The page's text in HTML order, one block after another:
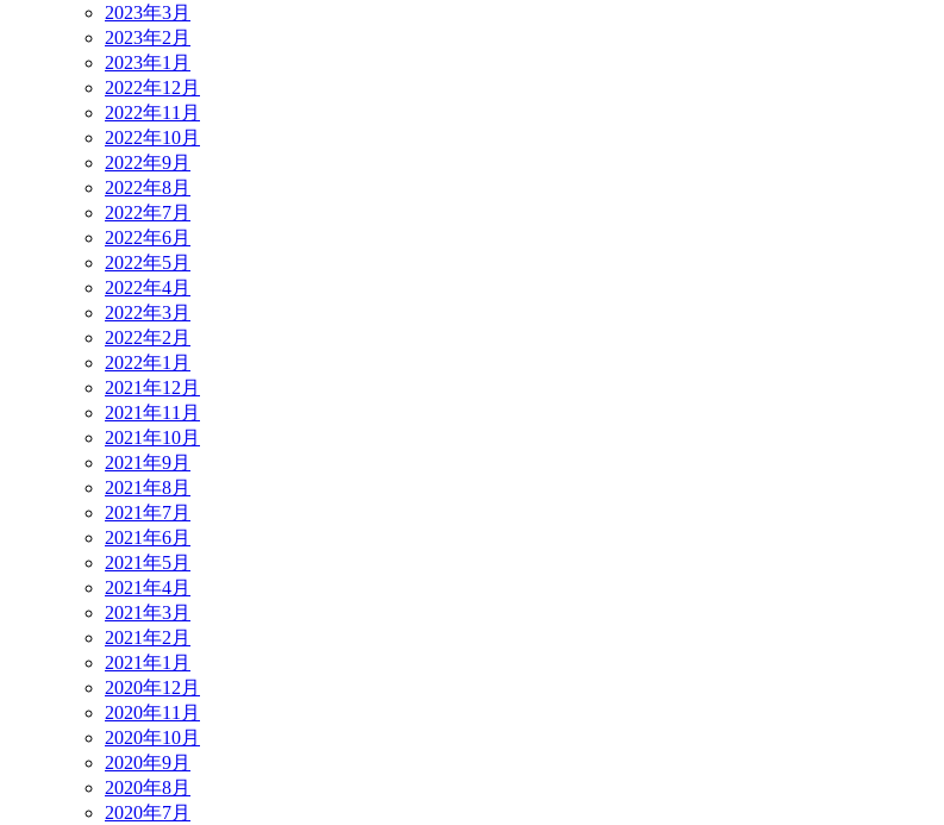
2023年3月
2023年2月
2023年1月
2022年12月
2022年11月
2022年10月
2022年9月
2022年8月
2022年7月
2022年6月
2022年5月
2022年4月
2022年3月
2022年2月
2022年1月
2021年12月
2021年11月
2021年10月
2021年9月
2021年8月
2021年7月
2021年6月
2021年5月
2021年4月
2021年3月
2021年2月
2021年1月
2020年12月
2020年11月
2020年10月
2020年9月
2020年8月
2020年7月